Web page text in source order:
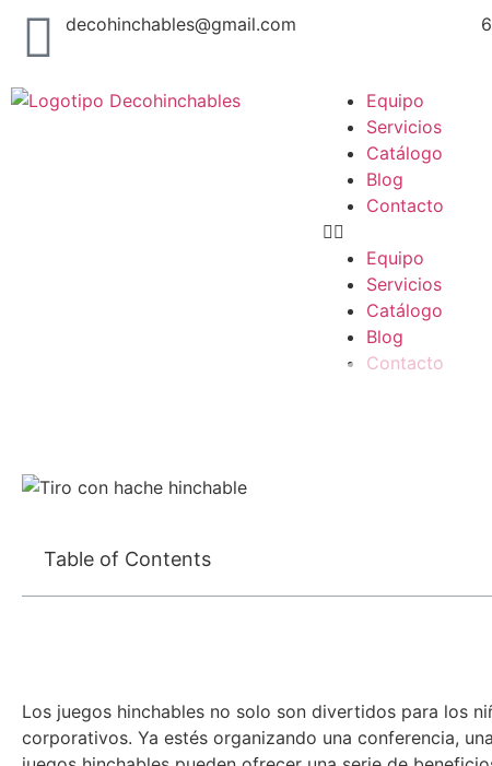
decohinchables@gmail.com
Equipo
Servicios
Catálogo
Blog
Contacto
Equipo
Servicios
Catálogo
Blog
Contacto
Table of Contents
Los juegos hinchables no solo son divertidos para los
corporativos. Ya estés organizando una conferencia,